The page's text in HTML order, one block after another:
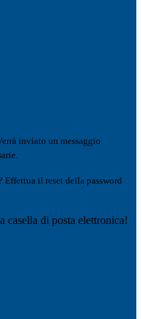
inviato un messaggio
Effettua il reset della password
casella di posta elettronica!